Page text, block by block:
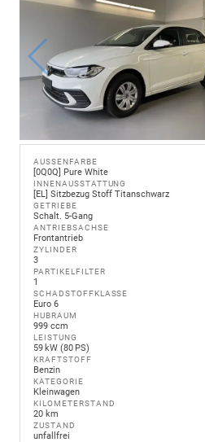
AUSSENFARBE
[0Q0Q] Pure White
INNENAUSSTATTUNG
[EL] Sitzbezug Stoff Titanschwarz
GETRIEBE
Schalt. 5-Gang
ANTRIEBSACHSE
Frontantrieb
ZYLINDER
3
PARTIKELFILTER
1
SCHADSTOFFKLASSE
Euro 6
HUBRAUM
999 ccm
LEISTUNG
59 kW (80 PS)
KRAFTSTOFF
Benzin
KATEGORIE
Kleinwagen
KILOMETERSTAND
20 km
ZUSTAND
unfallfrei